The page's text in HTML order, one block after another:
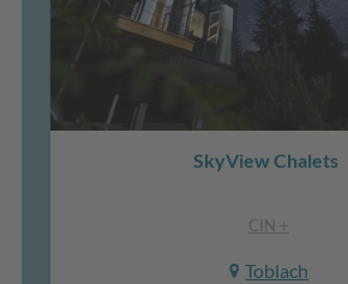
SkyView Chalets
CIN +
Toblach